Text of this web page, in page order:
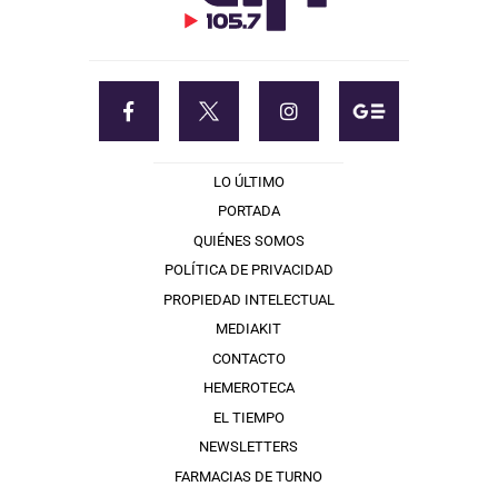
LO ÚLTIMO
PORTADA
QUIÉNES SOMOS
POLÍTICA DE PRIVACIDAD
PROPIEDAD INTELECTUAL
MEDIAKIT
CONTACTO
HEMEROTECA
EL TIEMPO
NEWSLETTERS
FARMACIAS DE TURNO